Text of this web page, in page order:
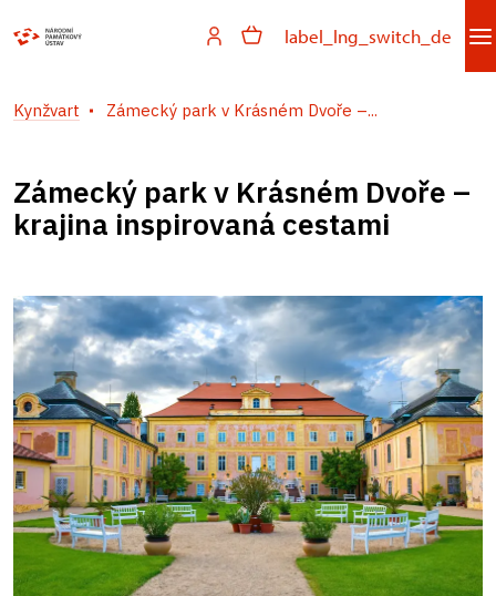
label_lng_switch_de
Kynžvart Zámecký park v Krásném Dvoře –...
Zámecký park v Krásném Dvoře –
krajina inspirovaná cestami